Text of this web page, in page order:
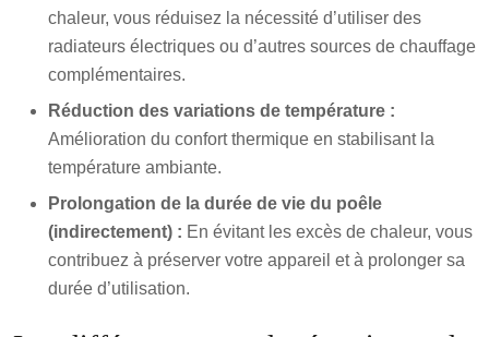
chaleur, vous réduisez la nécessité d’utiliser des
radiateurs électriques ou d’autres sources de chauffage
complémentaires.
Réduction des variations de température :
Amélioration du confort thermique en stabilisant la
température ambiante.
Prolongation de la durée de vie du poêle
(indirectement) : En évitant les excès de chaleur, vous
contribuez à préserver votre appareil et à prolonger sa
durée d’utilisation.